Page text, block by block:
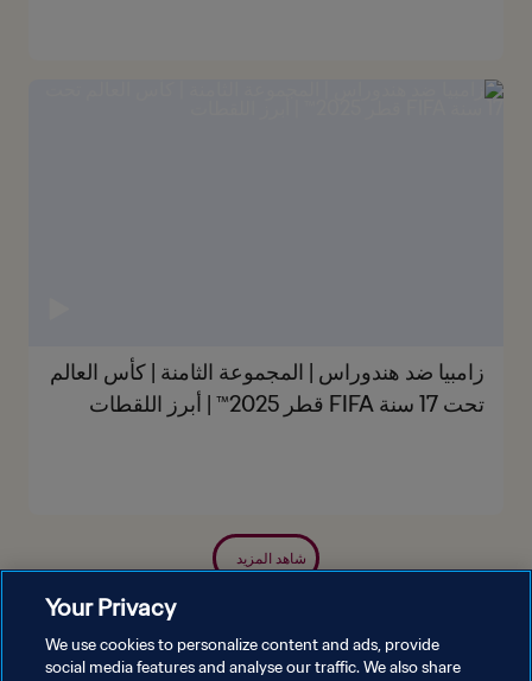
زامبيا ضد هندوراس | المجموعة الثامنة | كأس العالم
تحت 17 سنة FIFA قطر 2025™ | أبرز اللقطات
شاهد المزيد
Your Privacy
We use cookies to personalize content and ads, provide
social media features and analyse our traffic. We also share